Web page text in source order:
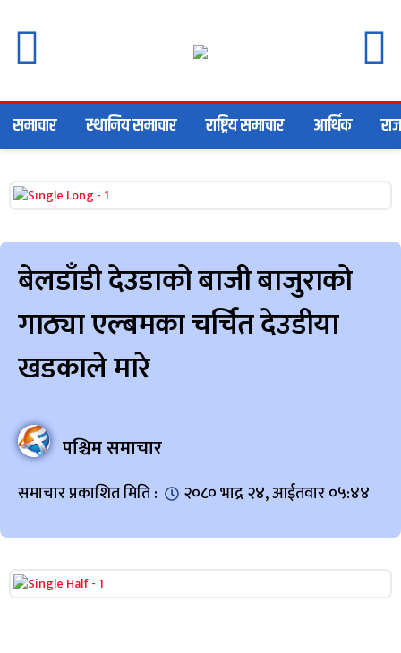
समाचार स्थानिय समाचार राष्ट्रिय समाचार आर्थिक
बेलडाँडी देउडाको बाजी बाजुराको
गाठ्या एल्बमका चर्चित देउडीया
खडकाले मारे
पश्चिम समाचार
समाचार प्रकाशित मिति : २०८० भाद्र २४, आईतवार ०५:४४